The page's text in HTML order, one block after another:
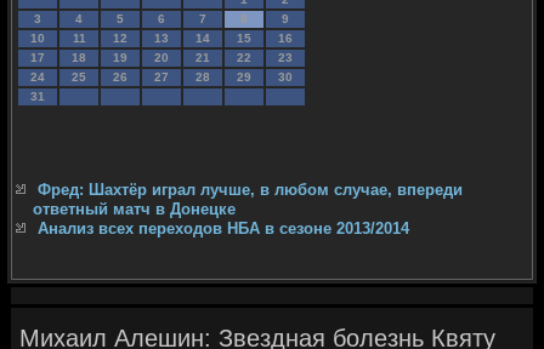
3
4 5 6 7 8
9
10
11 12 13 14 15
16
17
18 19 20 21 22
23
24
25 26 27 28 29
30
31
Фред: Шахтёр играл лучше, в любом случае, впереди
ответный матч в Донецке
Анализ всех переходов НБА в сезоне 2013/2014
Михаил Алешин: Звездная болезнь Квяту